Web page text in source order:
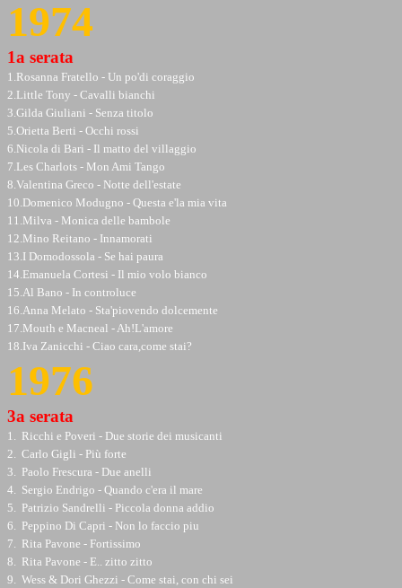
1974
1a serata
1.Rosanna Fratello - Un po'di coraggio
2.Little Tony - Cavalli bianchi
3.Gilda Giuliani - Senza titolo
5.Orietta Berti - Occhi rossi
6.Nicola di Bari - Il matto del villaggio
7.Les Charlots - Mon Ami Tango
8.Valentina Greco - Notte dell'estate
10.Domenico Modugno - Questa e'la mia vita
11.Milva - Monica delle bambole
12.Mino Reitano - Innamorati
13.I Domodossola - Se hai paura
14.Emanuela Cortesi - Il mio volo bianco
15.Al Bano - In controluce
16.Anna Melato - Sta'piovendo dolcemente
17.Mouth e Macneal - Ah!L'amore
18.Iva Zanicchi - Ciao cara,come stai?
1976
3a serata
1. Ricchi e Poveri - Due storie dei musicanti
2. Carlo Gigli - Più forte
3. Paolo Frescura - Due anelli
4. Sergio Endrigo - Quando c'era il mare
5. Patrizio Sandrelli - Piccola donna addio
6. Peppino Di Capri - Non lo faccio piu
7. Rita Pavone - Fortissimo
8. Rita Pavone - E.. zitto zitto
9. Wess & Dori Ghezzi - Come stai, con chi sei